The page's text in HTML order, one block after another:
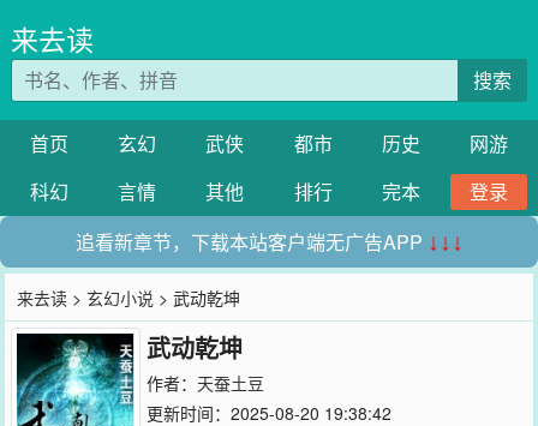
来去读
搜索
首页 玄幻 武侠 都市 历史
网游
科幻
言情 其他 排行 完本
登录
追看新章节，下载本站客户端无广告APP ↓↓↓
来去读 >玄幻小说 > 武动乾坤
武动乾坤
作者： 天蚕土豆
更新时间：2025-08-20 19:38:42